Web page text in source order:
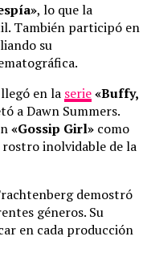
, lo que la
También participó en
su
en la serie«Buffy,
a Dawn Summers.
«Gossip Girl» como
inolvidable de la
demostró
géneros. Su
en cada producción